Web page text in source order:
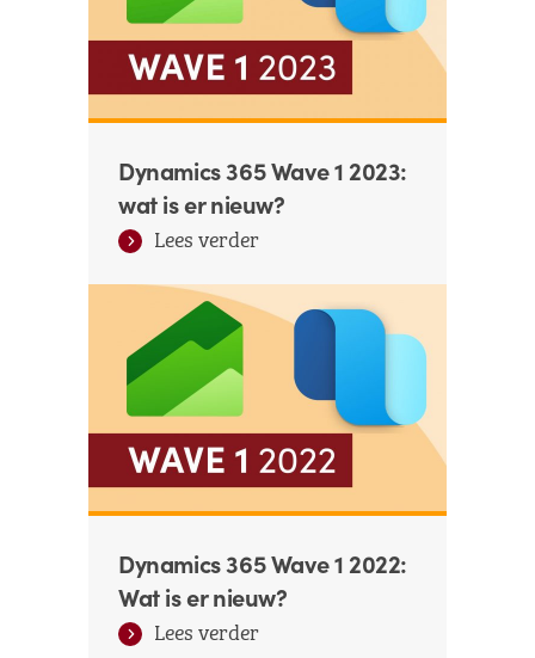
Dynamics 365 Wave 1 2023:
wat is er nieuw?
Lees verder
Dynamics 365 Wave 1 2022:
Wat is er nieuw?
Lees verder